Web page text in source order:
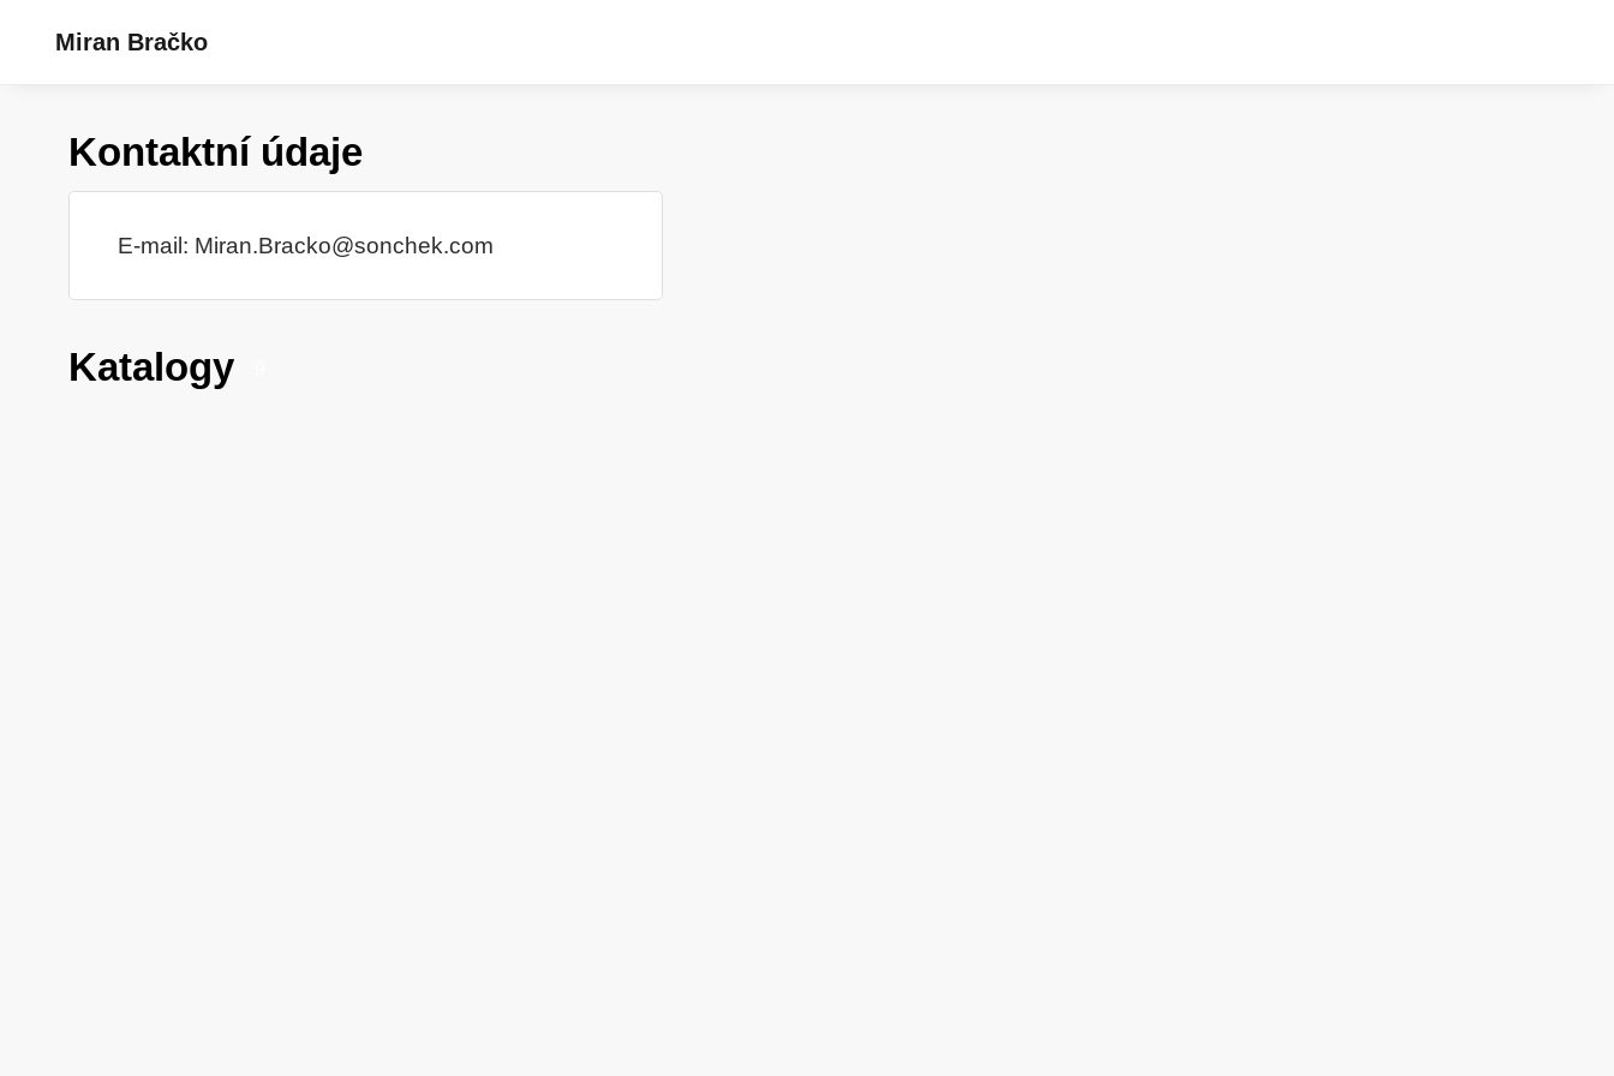
Miran Bračko
Kontaktní údaje
E-mail: Miran.Bracko@sonchek.com
Katalogy